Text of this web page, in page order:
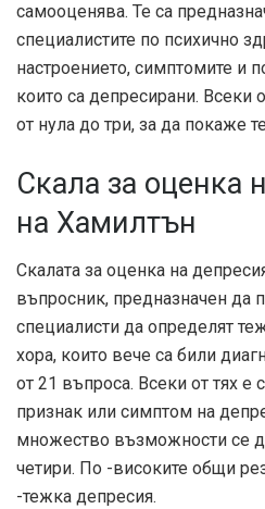
самооценява. Те са
специалистите по психично
настроението, симптомите и
които са депресирани. Всеки
от нула до три, за да покаже
Скала за оценка
на Хамилтън
Скалата за оценка на
въпросник, предназначен да
специалисти да определят
хора, които вече са били
от 21 въпроса. Всеки от тях е
признак или симптом на
множество възможности се
четири. По -високите общи
-тежка депресия.